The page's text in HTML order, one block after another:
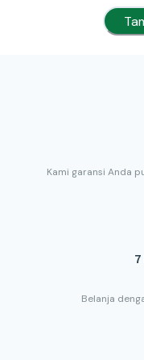
Kami garansi Anda
7
Belanja